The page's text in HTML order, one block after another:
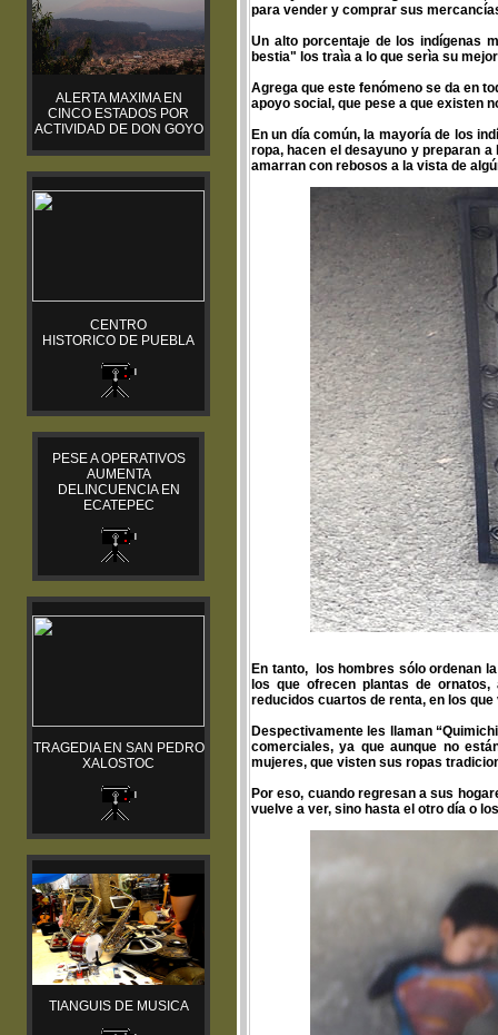
ALERTA MAXIMA EN
CINCO ESTADOS POR
ACTIVIDAD DE DON GOYO
CENTRO
HISTORICO DE PUEBLA
PESE A OPERATIVOS
AUMENTA
DELINCUENCIA EN
ECATEPEC
TRAGEDIA EN SAN PEDRO
XALOSTOC
TIANGUIS DE MUSICA
para vender y comprar sus
Un alto porcentaje de los indígenas
bestia" los traìa a lo que serìa su
Agrega que este fenómeno se da en
apoyo social, que pese a que existen
En un día común, la mayoría de los
ropa, hacen el desayuno y preparan
amarran con rebosos a la vista de
En tanto, los hombres sólo ordenan
los que ofrecen plantas de
reducidos cuartos de renta, en los
Despectivamente les llaman
comerciales, ya que aunque no
mujeres, que visten sus ropas
Por eso, cuando regresan a sus
vuelve a ver, sino hasta el otro día o